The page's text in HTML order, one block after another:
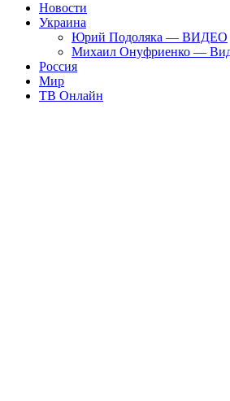
Новости
Украина
Юрий Подоляка — ВИДЕО
Михаил Онуфриенко —
Россия
Мир
ТВ Онлайн